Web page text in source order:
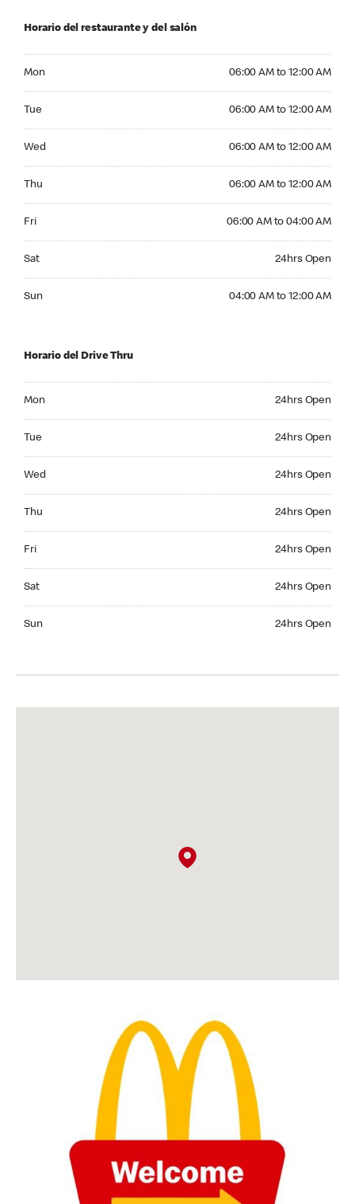
Horario del restaurante y del salón
Mon 06:00 AM to 12:00 AM
Tue 06:00 AM to 12:00 AM
Wed 06:00 AM to 12:00 AM
Thu 06:00 AM to 12:00 AM
Fri 06:00 AM to 04:00 AM
Sat 24hrs Open
Sun 04:00 AM to 12:00 AM
Horario del Drive Thru
Mon 24hrs Open
Tue 24hrs Open
Wed 24hrs Open
Thu 24hrs Open
Fri 24hrs Open
Sat 24hrs Open
Sun 24hrs Open